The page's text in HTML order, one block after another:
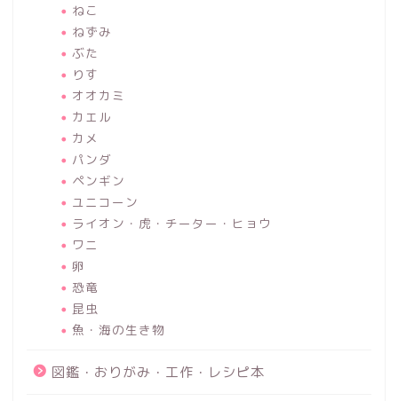
ねこ
ねずみ
ぶた
りす
オオカミ
カエル
カメ
パンダ
ペンギン
ユニコーン
ライオン・虎・チーター・ヒョウ
ワニ
卵
恐竜
昆虫
魚・海の生き物
図鑑・おりがみ・工作・レシピ本